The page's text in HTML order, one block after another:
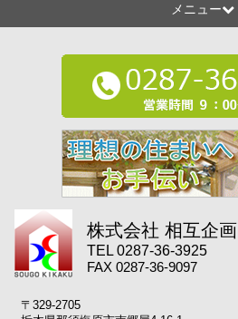
メニュー
株式会社 相互企画
TEL 0287-36-3925
FAX 0287-36-9097
〒329-2705